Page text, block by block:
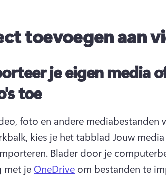
toevoegen aan
je eigen media
toe
foto en andere mediabestanden
kies je het tabblad Jouw
Blader door je
met je OneDrive om bestanden te